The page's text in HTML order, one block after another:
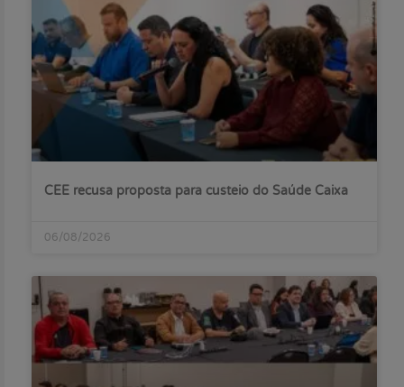
CEE recusa proposta para custeio do Saúde Caixa
06/08/2026